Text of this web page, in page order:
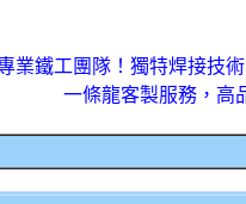
業鐵工團隊！獨特焊接技
一條龍客製服務，高